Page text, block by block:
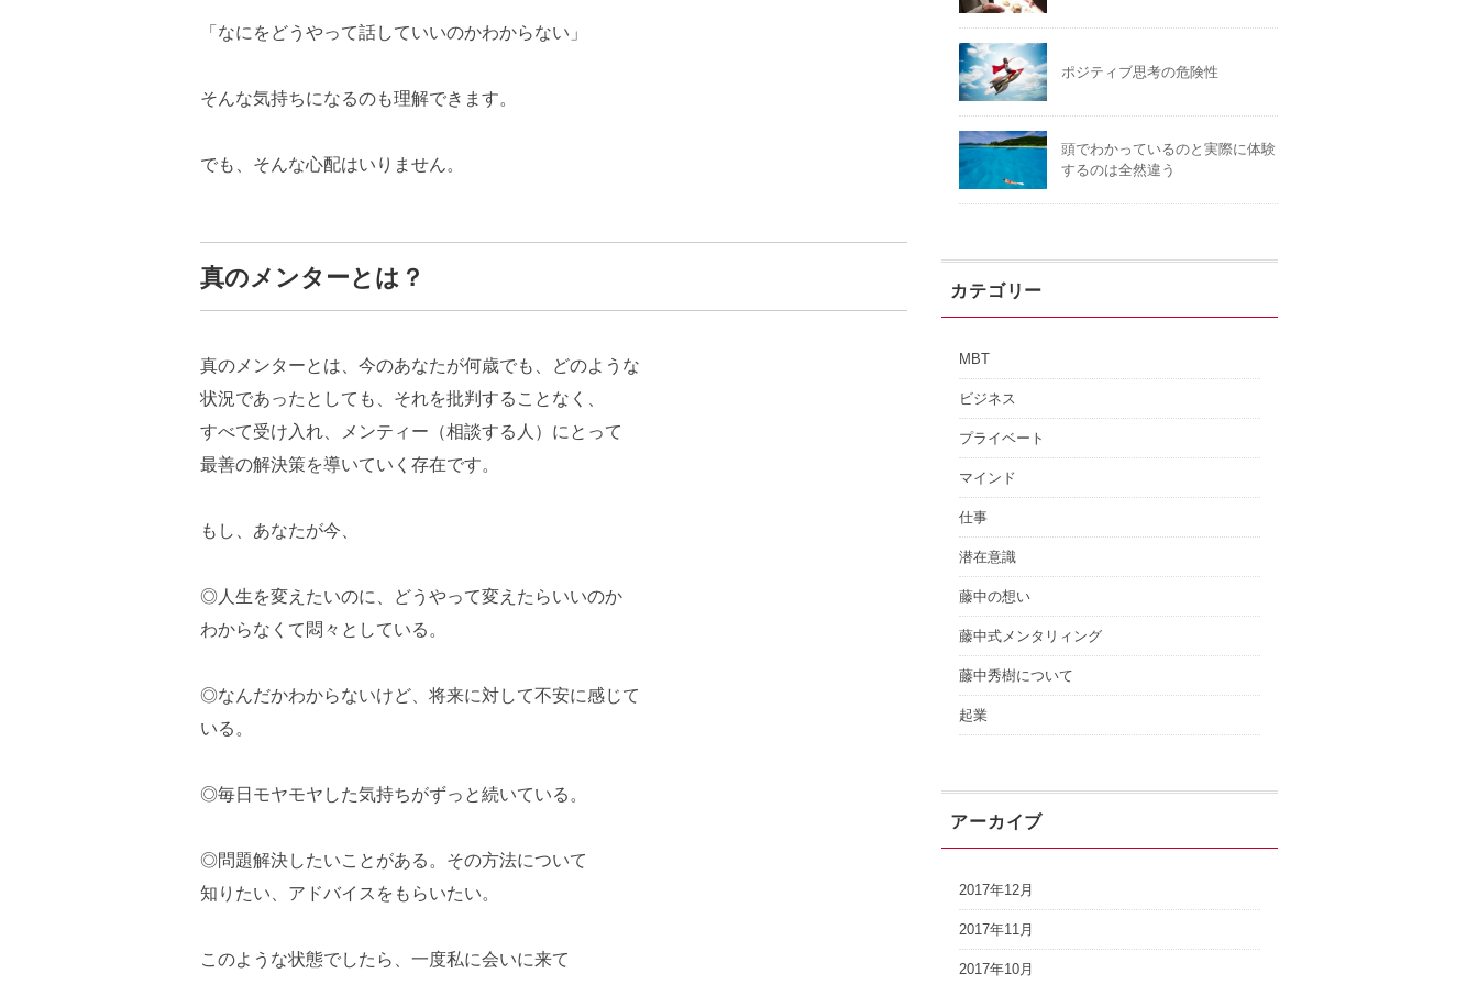
「なにをどうやって話していいのかわからない」
そんな気持ちになるのも理解できます。
でも、そんな心配はいりません。
真のメンターとは？
真のメンターとは、今のあなたが何歳でも、どのような
状況であったとしても、それを批判することなく、
すべて受け入れ、メンティー（相談する人）にとって
最善の解決策を導いていく存在です。
もし、あなたが今、
◎人生を変えたいのに、どうやって変えたらいいのか
わからなくて悶々としている。
◎なんだかわからないけど、将来に対して不安に感じて
いる。
◎毎日モヤモヤした気持ちがずっと続いている。
◎問題解決したいことがある。その方法について
知りたい、アドバイスをもらいたい。
このような状態でしたら、一度私に会いに来て
ポジティブ思考の危険性
頭でわかっているのと実際に体験
するのは全然違う
カテゴリー
MBT
ビジネス
プライベート
マインド
仕事
潜在意識
藤中の想い
藤中式メンタリィング
藤中秀樹について
起業
アーカイブ
2017年12月
2017年11月
2017年10月